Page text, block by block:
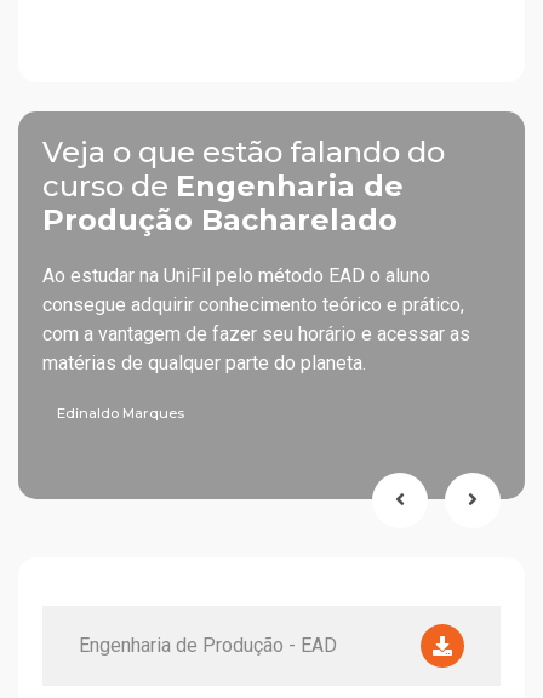
Veja o que estão falando do
curso de Engenharia de
Produção Bacharelado
Ao estudar na UniFil pelo método EAD o aluno
consegue adquirir conhecimento teórico e prático,
com a vantagem de fazer seu horário e acessar as
matérias de qualquer parte do planeta.
Edinaldo Marques
Engenharia de Produção - EAD